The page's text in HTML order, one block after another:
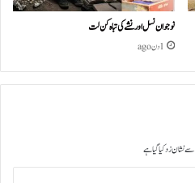
نوجوان نسل اور نشے کی تباہ کن لت
1 دن ago
سے نشان زد کیا گیا ہے